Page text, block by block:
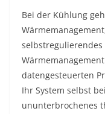
Bei der Kühlung
selbstregulierendes
datengesteuerten
Ihr System selbst
ununterbrochenes